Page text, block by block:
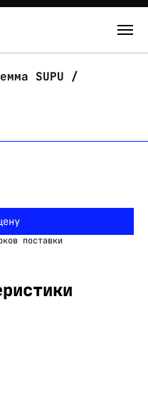
SUPU
поставки